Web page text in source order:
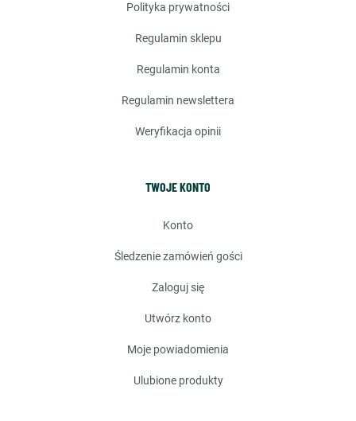
polityka prywatności
regulamin sklepu
regulamin konta
regulamin newslettera
weryfikacja opinii
TWOJE KONTO
konto
śledzenie zamówień gości
zaloguj się
utwórz konto
moje powiadomienia
ulubione produkty